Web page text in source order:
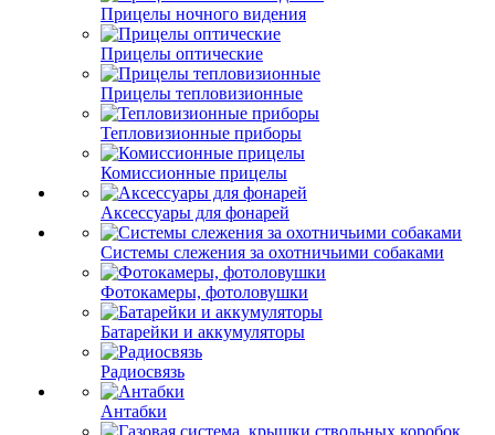
Прицелы ночного видения
Прицелы оптические
Прицелы тепловизионные
Тепловизионные приборы
Комиссионные прицелы
Аксессуары для фонарей
Системы слежения за охотничьими собаками
Фотокамеры, фотоловушки
Батарейки и аккумуляторы
Радиосвязь
Антабки